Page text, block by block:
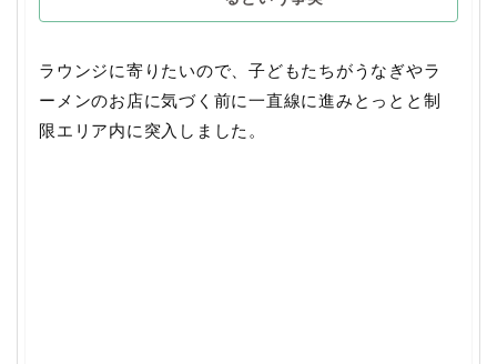
ラウンジに寄りたいので、子どもたちがうなぎやラ
ーメンのお店に気づく前に一直線に進みとっとと制
限エリア内に突入しました。